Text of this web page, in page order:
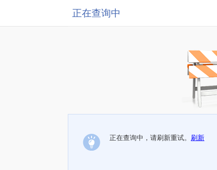
正在查询中
正在查询中，请刷新重试。 刷新